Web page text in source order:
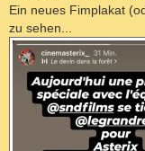
Ein neues Fimplakat
zu sehen...